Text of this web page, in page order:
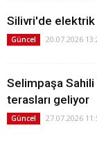
Silivri'de
Güncel 20.07.2026
Selimpaşa Sahili
terasları geliyor
Güncel 27.07.2026